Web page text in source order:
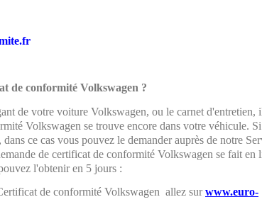
de conformité Volkswagen ?
de votre voiture Volkswagen, ou le carnet d'entretien,
Volkswagen se trouve encore dans votre véhicule.
ce cas vous pouvez le demander auprès de notre
de certificat de conformité Volkswagen se fait en
l'obtenir en 5 jours :
de conformité Volkswagen allez surwww.euro-